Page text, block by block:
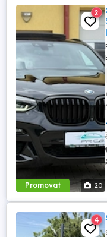
Promovat 20
2
4